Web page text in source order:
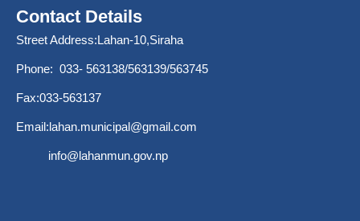
Contact Details
Street Address:Lahan-10,Siraha
Phone: 033- 563138/563139/563745
Fax:033-563137
Email:lahan.municipal@gmail.com
info@lahanmun.gov.np